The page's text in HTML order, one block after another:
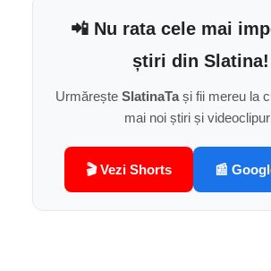
📲 Nu rata cele mai
știri din Slatina!
Urmărește SlatinaTași fii mereu la
mai noi știri și
🎬 Vezi Shorts 📰